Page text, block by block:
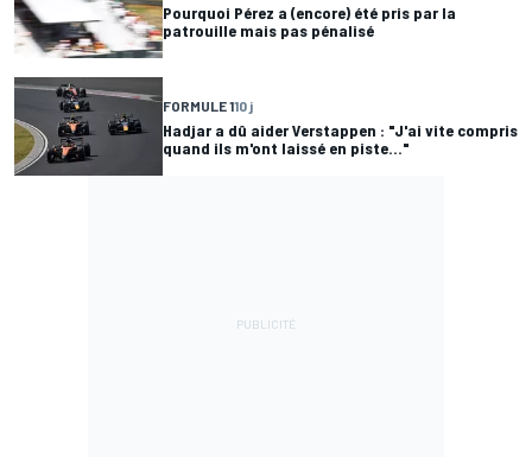
Pourquoi Pérez a (encore) été pris par la
patrouille mais pas pénalisé
FORMULE 110 j
Hadjar a dû aider Verstappen : "J'ai vite compris
quand ils m'ont laissé en piste..."